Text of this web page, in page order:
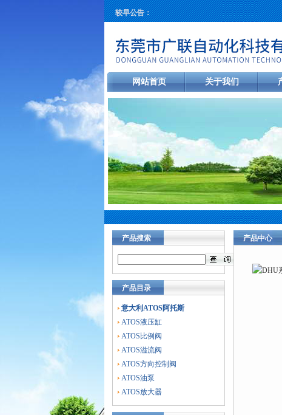
较早公告：
网站首页 关于我们
产品搜索
产品目录
意大利ATOS阿托斯
ATOS液压缸
ATOS比例阀
ATOS溢流阀
ATOS方向控制阀
ATOS油泵
ATOS放大器
产品中心